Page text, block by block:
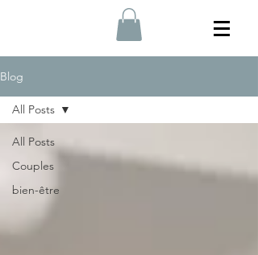
Blog
All Posts
Couples
bien-être
All Posts